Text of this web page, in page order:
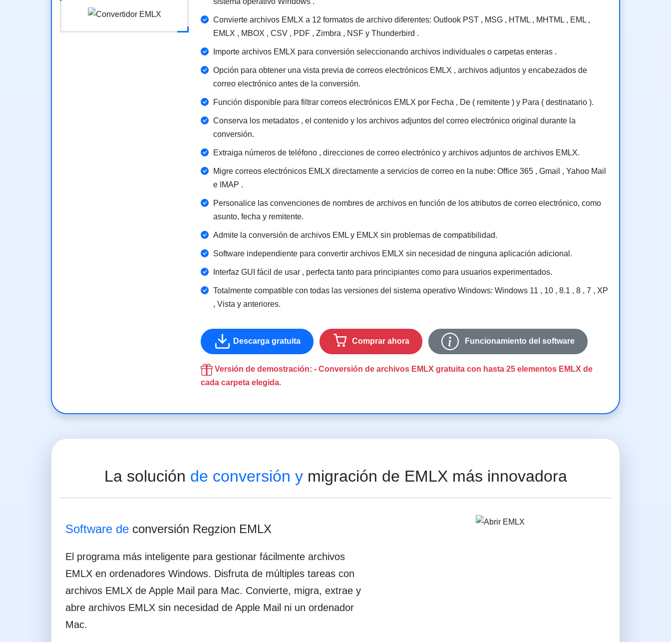
Convierte archivos EMLX a 12 formatos de archivo diferentes: Outlook PST , MSG , HTML , MHTML , EML ,
EMLX , MBOX , CSV , PDF , Zimbra , NSF y Thunderbird .
Importe archivos EMLX para conversión seleccionando archivos individuales o carpetas enteras .
Opción para obtener una vista previa de correos electrónicos EMLX , archivos adjuntos y encabezados de
correo electrónico antes de la conversión.
Función disponible para filtrar correos electrónicos EMLX por Fecha , De ( remitente ) y Para ( destinatario ).
Conserva los metadatos , el contenido y los archivos adjuntos del correo electrónico original durante la
conversión.
Extraiga números de teléfono , direcciones de correo electrónico y archivos adjuntos de archivos EMLX.
Migre correos electrónicos EMLX directamente a servicios de correo en la nube: Office 365 , Gmail , Yahoo Mail
e IMAP .
Personalice las convenciones de nombres de archivos en función de los atributos de correo electrónico, como
asunto, fecha y remitente.
Admite la conversión de archivos EML y EMLX sin problemas de compatibilidad.
Software independiente para convertir archivos EMLX sin necesidad de ninguna aplicación adicional.
Interfaz GUI fácil de usar , perfecta tanto para principiantes como para usuarios experimentados.
Totalmente compatible con todas las versiones del sistema operativo Windows: Windows 11 , 10 , 8.1 , 8 , 7 , XP
, Vista y anteriores.
Descarga gratuita Comprar ahora Funcionamiento del software
Versión de demostración: - Conversión de archivos EMLX gratuita con hasta 25 elementos EMLX de
cada carpeta elegida.
La solución de conversión y migración de EMLX más innovadora
Software de conversión Regzion EMLX
El programa más inteligente para gestionar fácilmente archivos
EMLX en ordenadores Windows. Disfruta de múltiples tareas con
archivos EMLX de Apple Mail para Mac. Convierte, migra, extrae y
abre archivos EMLX sin necesidad de Apple Mail ni un ordenador
Mac.